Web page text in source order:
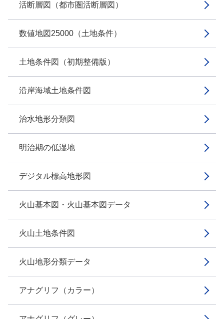
活断層図（都市圏活断層図）
数値地図25000（土地条件）
土地条件図（初期整備版）
沿岸海域土地条件図
治水地形分類図
明治期の低湿地
デジタル標高地形図
火山基本図・火山基本図データ
火山土地条件図
火山地形分類データ
アナグリフ（カラー）